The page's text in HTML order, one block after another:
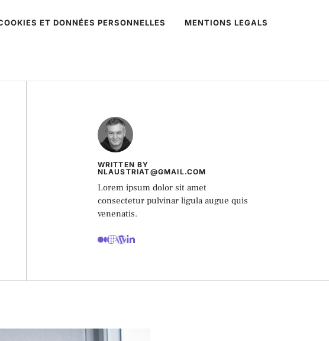
ET DONNÉES PERSONNELLES MENTIONS LEGALS
WRITTEN BY
NLAUSTRIAT@GMAIL.COM
Lorem ipsum dolor sit amet
consectetur pulvinar ligula augue quis
venenatis.